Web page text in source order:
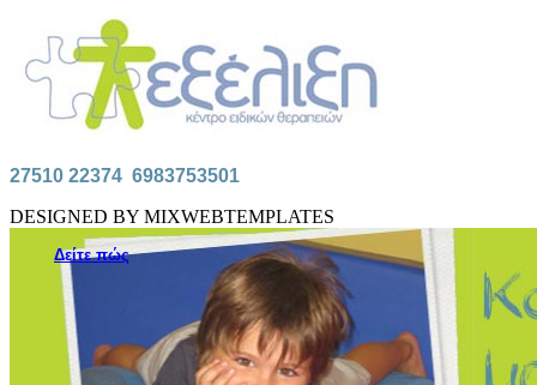
27510 22374 6983753501
DESIGNED BY MIXWEBTEMPLATES
Δείτε πώς